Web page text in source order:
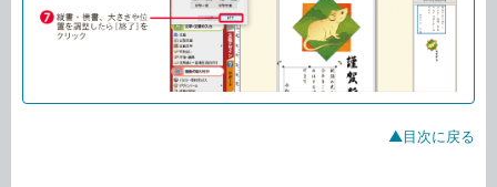
▲目次に戻る